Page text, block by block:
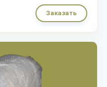
Заказать